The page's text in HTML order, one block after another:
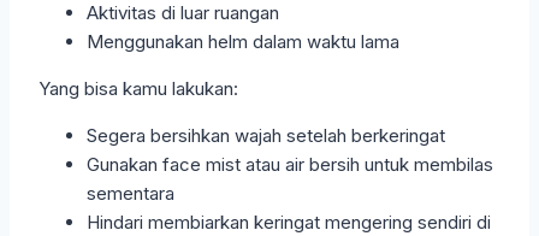
Aktivitas di luar ruangan
Menggunakan helm dalam waktu lama
Yang bisa kamu lakukan:
Segera bersihkan wajah setelah berkeringat
Gunakan face mist atau air bersih untuk membilas
sementara
Hindari membiarkan keringat mengering sendiri di